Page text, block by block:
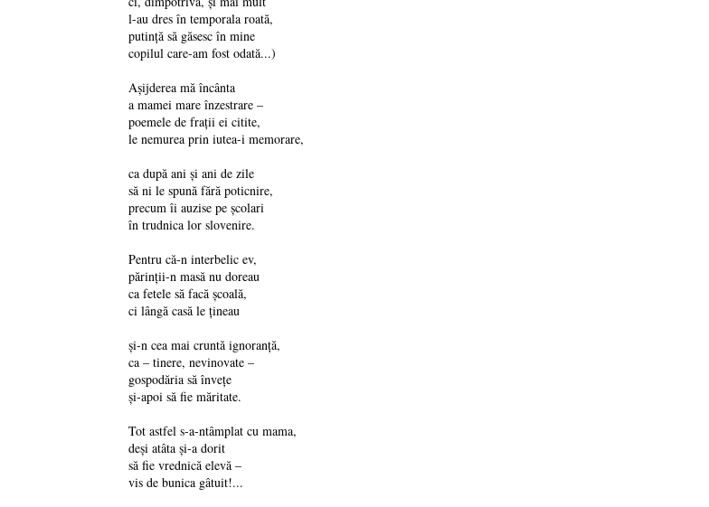
l-au dres în temporala roată,
putință să găsesc în mine
copilul care-am fost odată...)
Așijderea mă încânta
a mamei mare înzestrare –
poemele de frații ei citite,
le nemurea prin iutea-i memorare,
ca după ani și ani de zile
să ni le spună fără poticnire,
precum îi auzise pe școlari
în trudnica lor slovenire.
Pentru că-n interbelic ev,
părinții-n masă nu doreau
ca fetele să facă școală,
ci lângă casă le țineau
și-n cea mai cruntă ignoranță,
ca – tinere, nevinovate –
gospodăria să învețe
și-apoi să fie măritate.
Tot astfel s-a-ntâmplat cu mama,
deși atâta și-a dorit
să fie vrednică elevă –
vis de bunica gâtuit!...